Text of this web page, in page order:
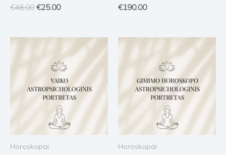
€48.00 €25.00 €190.00
Horoskopai Horoskopai